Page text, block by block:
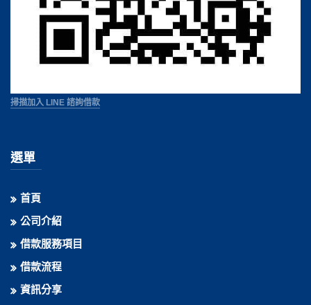
掃描加入 LINE 諮詢借款
選單
首頁
公司介紹
借款服務項目
借款流程
資訊分享